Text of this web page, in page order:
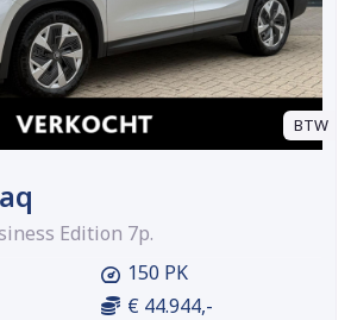
BTW
Edition 7p.
150 PK
€ 44.944,-